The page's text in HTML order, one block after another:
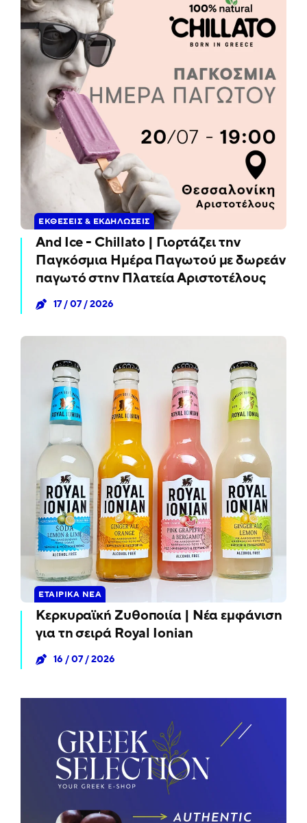
ΕΚΘΈΣΕΙΣ & ΕΚΔΗΛΏΣΕΙΣ
And Ice - Chillato | Γιορτάζει την
Παγκόσμια Ημέρα Παγωτού με δωρεάν
παγωτό στην Πλατεία Αριστοτέλους
17 / 07 / 2026
ΕΤΑΙΡΙΚΆ ΝΈΑ
Κερκυραϊκή Ζυθοποιία | Νέα εμφάνιση
για τη σειρά Royal Ionian
16 / 07 / 2026